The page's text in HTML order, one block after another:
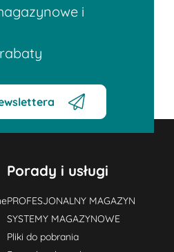
i
Porady i usługi
PROFESJONALNY MAGAZYN
SYSTEMY MAGAZYNOWE
Pliki do pobrania